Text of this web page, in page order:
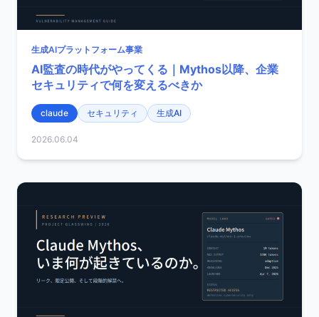
生成AIプラットフォーム事業
AI監査の時代がやってくる｜Mythos以降、企業
セキュリティで何を変えるべきか
claude セキュリティ 生成AI
2026.06.04